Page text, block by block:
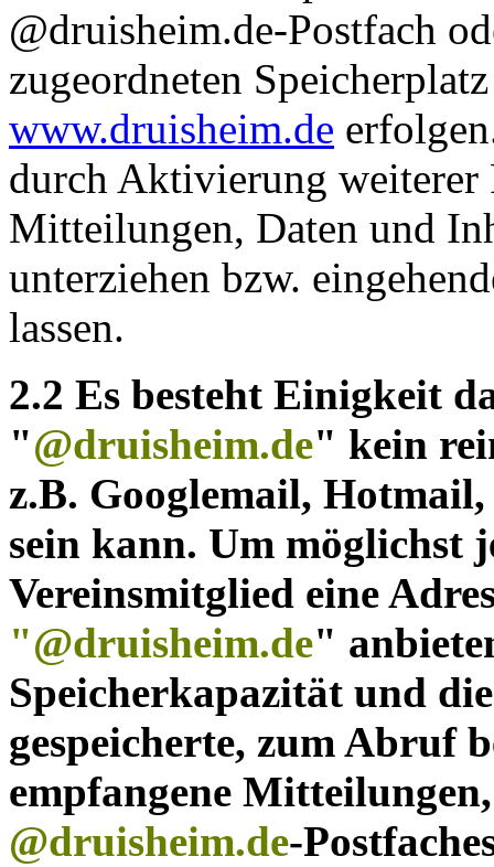
@druisheim.de-Postfach
zugeordneten
www.druisheim.de
durch Aktivierung weiterer
Mitteilungen, Daten und
unterziehen bzw.
lassen.
2.2 Es besteht Einigkeit
"@druisheim.de" kein
z.B. Googlemail,
sein kann. Um möglichst
Vereinsmitglied eine
"@druisheim.de"
Speicherkapazität und
gespeicherte, zum Abruf
empfangene
@druisheim.de-